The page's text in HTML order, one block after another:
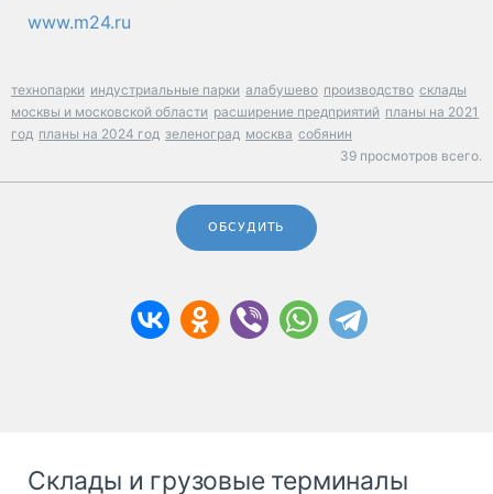
www.m24.ru
технопарки индустриальные парки алабушево производство склады
москвы и московской области расширение предприятий планы на 2021
год планы на 2024 год зеленоград москва собянин
39 просмотров всего.
ОБСУДИТЬ
Склады и грузовые терминалы